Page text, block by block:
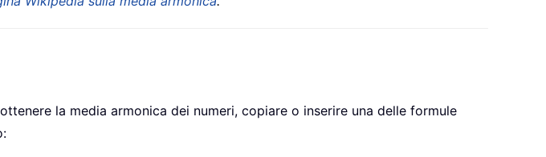
la media armonica dei numeri, copiare o inserire una delle formule